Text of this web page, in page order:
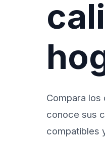
Compara
conoce sus
compatibles